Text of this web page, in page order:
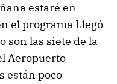
estaré en
el programa Llegó
las siete de la
Aeropuerto
están poco